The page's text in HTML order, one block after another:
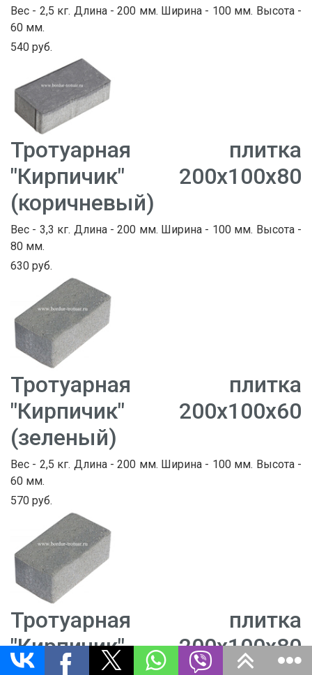
Вес - 2,5 кг. Длина - 200 мм. Ширина - 100 мм. Высота -
60 мм.
540 руб.
Тротуарная плитка
"Кирпичик" 200х100х80
(коричневый)
Вес - 3,3 кг. Длина - 200 мм. Ширина - 100 мм. Высота -
80 мм.
630 руб.
Тротуарная плитка
"Кирпичик" 200х100х60
(зеленый)
Вес - 2,5 кг. Длина - 200 мм. Ширина - 100 мм. Высота -
60 мм.
570 руб.
Тротуарная плитка
"Кирпичик" 200х100х80